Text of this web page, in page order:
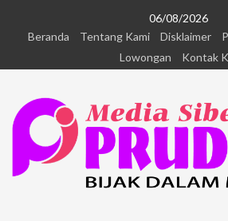
06/08/2026
Beranda
Tentang Kami Disklaimer
Lowongan
Kontak